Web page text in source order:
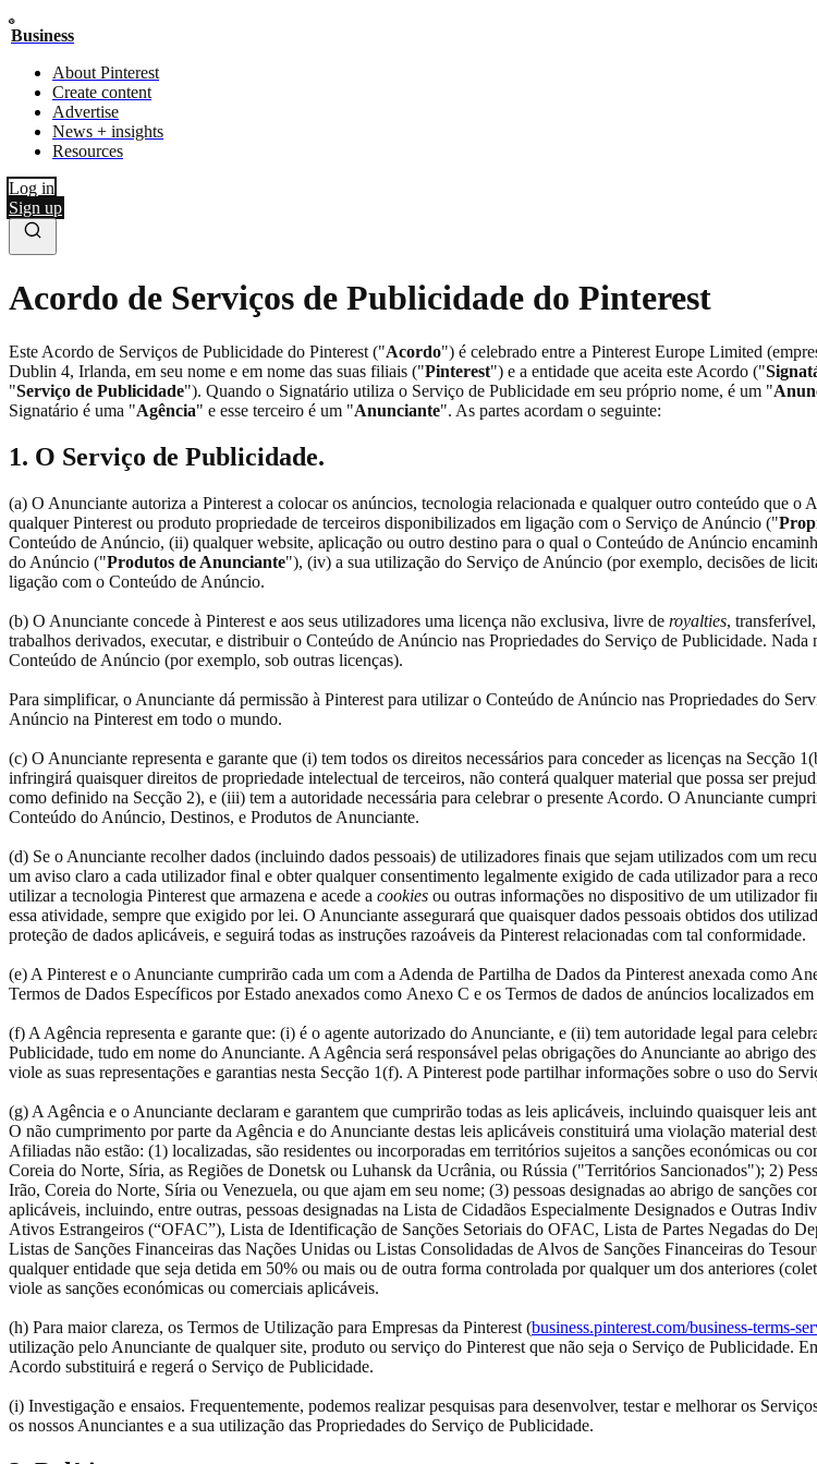
Business
About Pinterest
Create content
Advertise
News + insights
Resources
Log in
Sign up
Acordo de Serviços de Publicidade do Pinterest
Este Acordo de Serviços de Publicidade do Pinterest ("Acordo") é celebrado entre a Pinterest Europe Limited
Dublin 4, Irlanda, em seu nome e em nome das suas filiais ("Pinterest") e a entidade que aceita este Acordo ("
"Serviço de Publicidade"). Quando o Signatário utiliza o Serviço de Publicidade em seu próprio nome, é um "
Signatário é uma "Agência" e esse terceiro é um "Anunciante". As partes acordam o seguinte:
1. O Serviço de Publicidade.
(a) O Anunciante autoriza a Pinterest a colocar os anúncios, tecnologia relacionada e qualquer outro conteúdo que
qualquer Pinterest ou produto propriedade de terceiros disponibilizados em ligação com o Serviço de Anúncio ("
Conteúdo de Anúncio, (ii) qualquer website, aplicação ou outro destino para o qual o Conteúdo de Anúncio
do Anúncio ("Produtos de Anunciante"), (iv) a sua utilização do Serviço de Anúncio (por exemplo, decisões de
ligação com o Conteúdo de Anúncio.
(b) O Anunciante concede à Pinterest e aos seus utilizadores uma licença não exclusiva, livre de royalties,
trabalhos derivados, executar, e distribuir o Conteúdo de Anúncio nas Propriedades do Serviço de Publicidade.
Conteúdo de Anúncio (por exemplo, sob outras licenças).
Para simplificar, o Anunciante dá permissão à Pinterest para utilizar o Conteúdo de Anúncio nas Propriedades do
Anúncio na Pinterest em todo o mundo.
(c) O Anunciante representa e garante que (i) tem todos os direitos necessários para conceder as licenças na
infringirá quaisquer direitos de propriedade intelectual de terceiros, não conterá qualquer material que possa ser
como definido na Secção 2), e (iii) tem a autoridade necessária para celebrar o presente Acordo. O Anunciante
Conteúdo do Anúncio, Destinos, e Produtos de Anunciante.
(d) Se o Anunciante recolher dados (incluindo dados pessoais) de utilizadores finais que sejam utilizados com um
um aviso claro a cada utilizador final e obter qualquer consentimento legalmente exigido de cada utilizador para a
utilizar a tecnologia Pinterest que armazena e acede a cookies ou outras informações no dispositivo de um utilizador
essa atividade, sempre que exigido por lei. O Anunciante assegurará que quaisquer dados pessoais obtidos dos
proteção de dados aplicáveis, e seguirá todas as instruções razoáveis da Pinterest relacionadas com tal conformidade.
(e) A Pinterest e o Anunciante cumprirão cada um com a Adenda de Partilha de Dados da Pinterest anexada como
Termos de Dados Específicos por Estado anexados como Anexo C e os Termos de dados de anúncios localizados em
(f) A Agência representa e garante que: (i) é o agente autorizado do Anunciante, e (ii) tem autoridade legal para
Publicidade, tudo em nome do Anunciante. A Agência será responsável pelas obrigações do Anunciante ao abrigo
viole as suas representações e garantias nesta Secção 1(f). A Pinterest pode partilhar informações sobre o uso do
(g) A Agência e o Anunciante declaram e garantem que cumprirão todas as leis aplicáveis, incluindo quaisquer leis
O não cumprimento por parte da Agência e do Anunciante destas leis aplicáveis constituirá uma violação material
Afiliadas não estão: (1) localizadas, são residentes ou incorporadas em territórios sujeitos a sanções económicas
Coreia do Norte, Síria, as Regiões de Donetsk ou Luhansk da Ucrânia, ou Rússia ("Territórios Sancionados"); 2)
Irão, Coreia do Norte, Síria ou Venezuela, ou que ajam em seu nome; (3) pessoas designadas ao abrigo de sanções
aplicáveis, incluindo, entre outras, pessoas designadas na Lista de Cidadãos Especialmente Designados e Outras
Ativos Estrangeiros (“OFAC”), Lista de Identificação de Sanções Setoriais do OFAC, Lista de Partes Negadas do
Listas de Sanções Financeiras das Nações Unidas ou Listas Consolidadas de Alvos de Sanções Financeiras do
qualquer entidade que seja detida em 50% ou mais ou de outra forma controlada por qualquer um dos anteriores
viole as sanções económicas ou comerciais aplicáveis.
(h) Para maior clareza, os Termos de Utilização para Empresas da Pinterest (business.pinterest.com/business-terms-
utilização pelo Anunciante de qualquer site, produto ou serviço do Pinterest que não seja o Serviço de Publicidade.
Acordo substituirá e regerá o Serviço de Publicidade.
(i) Investigação e ensaios. Frequentemente, podemos realizar pesquisas para desenvolver, testar e melhorar os
os nossos Anunciantes e a sua utilização das Propriedades do Serviço de Publicidade.